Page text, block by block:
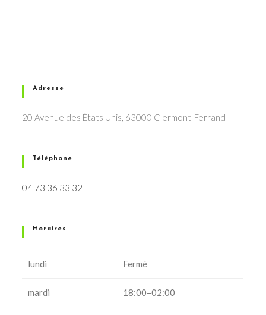
Adresse
20 Avenue des États Unis, 63000 Clermont-Ferrand
Téléphone
04 73 36 33 32
Horaires
lundi Fermé
mardi 18:00–02:00